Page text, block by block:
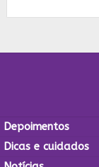
Depoimentos
Dicas e cuidados